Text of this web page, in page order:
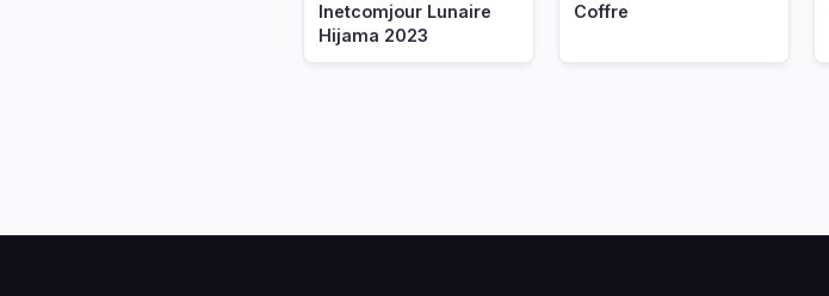
Inetcomjour Lunaire
Hijama 2023
Coffre